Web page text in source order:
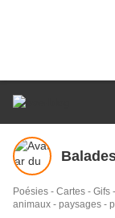
Poésies - Cartes -
animaux - paysages -